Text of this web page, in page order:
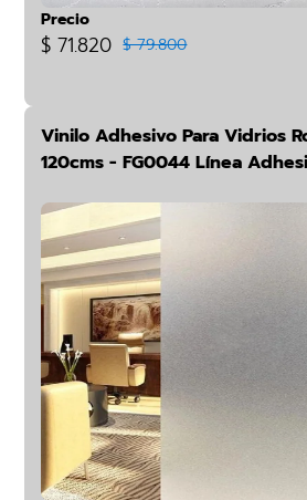
Precio
$ 71.820 $ 79.800
Vinilo Adhesivo Para Vidrios
120cms - FG0044 Línea